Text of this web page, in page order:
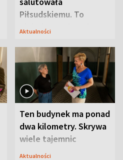
Piłsudskiemu. To
niejedyna tajemnica
Aktualności
Ten budynek ma ponad
dwa kilometry. Skrywa
wiele tajemnic
Aktualności